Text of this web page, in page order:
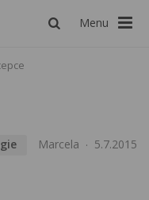
Menu
Marcela 5.7.2015